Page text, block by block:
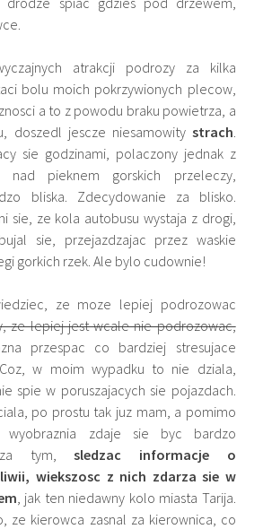
atrakcji podrozy za kilka
bolu moich pokrzywionych plecow,
a to z powodu braku powietrza, a
doszedl jescze niesamowity strach
sie godzinami, polaczony jednak z
nad pieknem gorskich przeleczy,
bliska. Zdecydowanie za blisko.
sie, ze kola autobusu wystaja z drogi,
sie, przejazdzajac przez waskie
gorkich rzek. Ale bylo cudownie!
ze moze lepiej podrozowac
ze lepiej jest wcale nie podrozowac,
przespac co bardziej stresujace
w moim wypadku to nie dziala,
spie w poruszajacych sie pojazdach.
po prostu tak juz mam, a pomimo
wyobraznia zdaje sie byc bardzo
tym,sledzac informacje o
wiekszosc z nich zdarza sie w
, jak ten niedawny kolo miasta Tarija.
ze kierowca zasnal za kierownica, co